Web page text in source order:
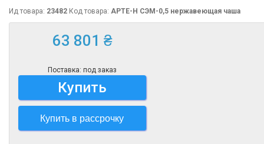
Ид товара: 23482 Код товара: АРТЕ-Н СЭМ-0,5 нержавеющая чаша
63 801 ₴
Поставка: под заказ
Купить
Купить в рассрочку